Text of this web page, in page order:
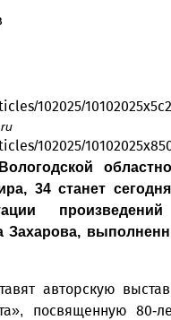
34 станет
Захарова,
авторскую
посвященную 80-